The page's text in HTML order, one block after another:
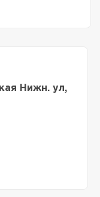
Нижн. ул,